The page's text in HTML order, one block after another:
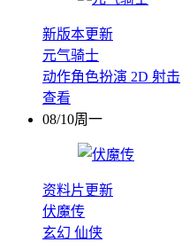
新版本更新
元气骑士
动作角色扮演 2D 射击
查看
08/10周一
资料片更新
伏魔传
玄幻 仙侠